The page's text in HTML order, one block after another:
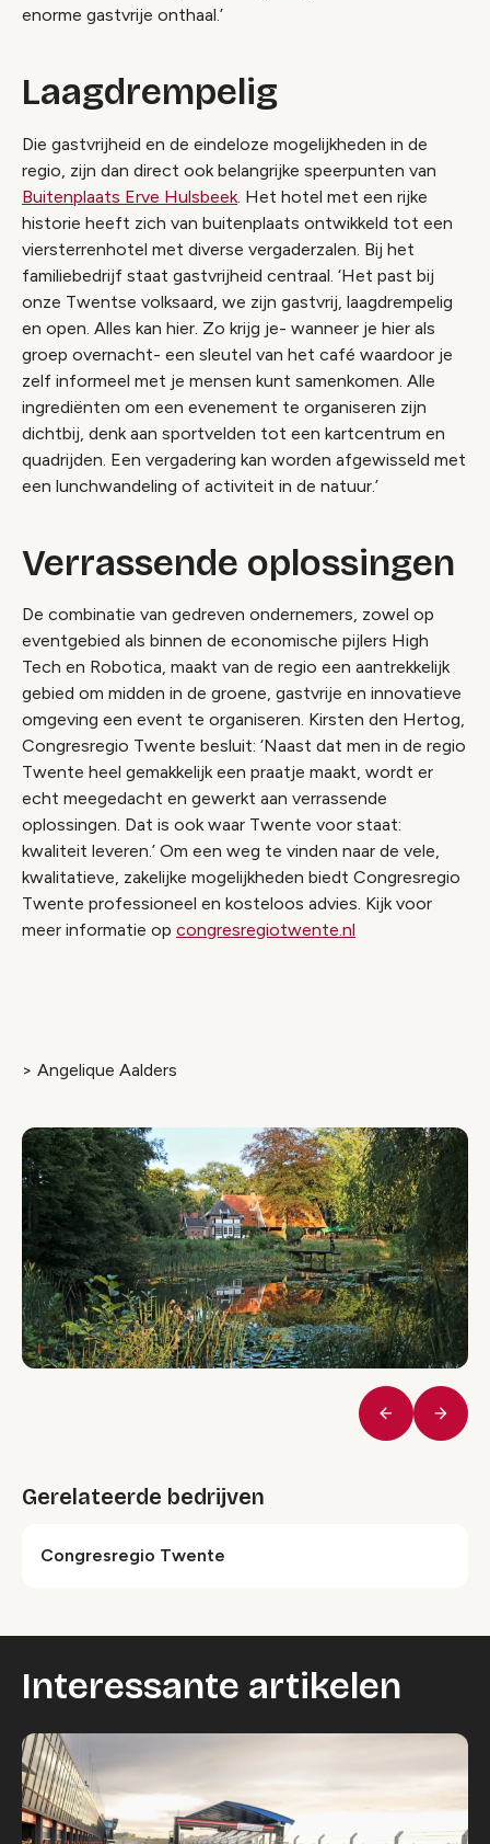
enorme gastvrije onthaal.’
Laagdrempelig
Die gastvrijheid en de eindeloze mogelijkheden in de
regio, zijn dan direct ook belangrijke speerpunten van
Buitenplaats Erve Hulsbeek . Het hotel met een rijke
historie heeft zich van buitenplaats ontwikkeld tot een
viersterrenhotel met diverse vergaderzalen. Bij het
familiebedrijf staat gastvrijheid centraal. ‘Het past bij
onze Twentse volksaard, we zijn gastvrij, laagdrempelig
en open. Alles kan hier. Zo krijg je- wanneer je hier als
groep overnacht- een sleutel van het café waardoor je
zelf informeel met je mensen kunt samenkomen. Alle
ingrediënten om een evenement te organiseren zijn
dichtbij, denk aan sportvelden tot een kartcentrum en
quadrijden. Een vergadering kan worden afgewisseld met
een lunchwandeling of activiteit in de natuur.’
Verrassende oplossingen
De combinatie van gedreven ondernemers, zowel op
eventgebied als binnen de economische pijlers High
Tech en Robotica, maakt van de regio een aantrekkelijk
gebied om midden in de groene, gastvrije en innovatieve
omgeving een event te organiseren. Kirsten den Hertog,
Congresregio Twente besluit: ‘Naast dat men in de regio
Twente heel gemakkelijk een praatje maakt, wordt er
echt meegedacht en gewerkt aan verrassende
oplossingen. Dat is ook waar Twente voor staat:
kwaliteit leveren.’ Om een weg te vinden naar de vele,
kwalitatieve, zakelijke mogelijkheden biedt Congresregio
Twente professioneel en kosteloos advies. Kijk voor
meer informatie op congresregiotwente.nl
> Angelique Aalders
Vorige
Gerelateerde bedrijven
Congresregio Twente
Interessante artikelen